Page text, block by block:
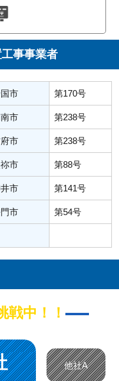
事事業者
市 第170号
市 第238号
市 第238号
市 第88号
市 第141号
市 第54号
戦中！！
他社A